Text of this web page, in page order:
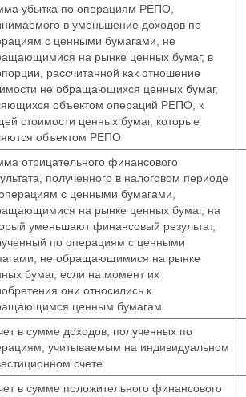
убытка по операциям РЕПО,
в уменьшение доходов по
с ценными бумагами, не
на рынке ценных бумаг, в
рассчитанной как отношение
не обращающихся ценных бумаг,
объектом операций РЕПО, к
стоимости ценных бумаг, которые
объектом РЕПО
отрицательного финансового
полученного в налоговом периоде
с ценными бумагами,
на рынке ценных бумаг, на
уменьшают финансовый результат,
по операциям с ценными
не обращающимися на рынке
бумаг, если на момент их
они относились к
ценным бумагам
в сумме доходов, полученных по
учитываемым на индивидуальном
счете
в сумме положительного финансового